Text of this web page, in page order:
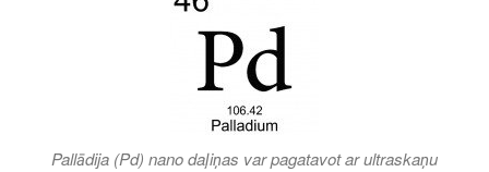
Pallādija (Pd) nano daļiņas var pagatavot ar ultraskaņu